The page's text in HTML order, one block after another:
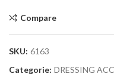
Compare
SKU: 6163
Categorie: DRESSING